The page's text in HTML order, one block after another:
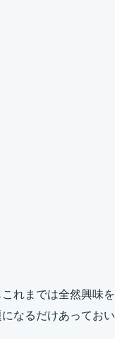
れまでは全然興味を
なるだけあっておい